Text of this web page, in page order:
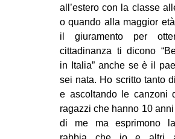
all’estero con la classe
o quando alla maggior
il giuramento per
cittadinanza ti dicono
in Italia” anche se è il
sei nata. Ho scritto tanto
e ascoltando le canzoni
ragazzi che hanno 10
di me ma esprimono